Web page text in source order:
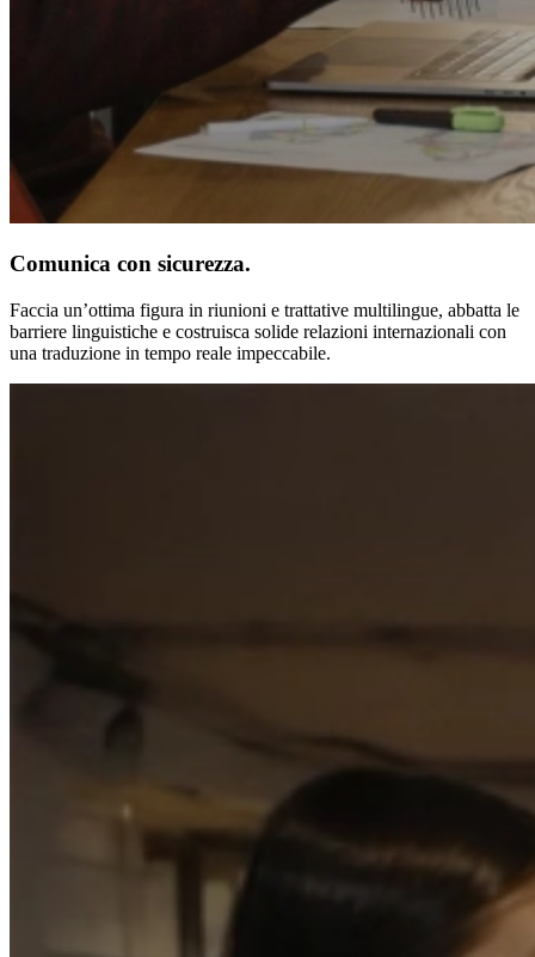
Comunica con sicurezza.
Faccia un’ottima figura in riunioni e trattative multilingue, abbatta le
barriere linguistiche e costruisca solide relazioni internazionali con
una traduzione in tempo reale impeccabile.